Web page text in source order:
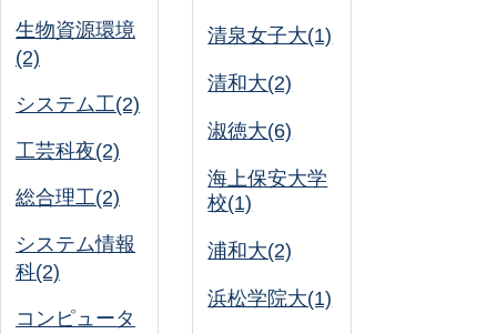
生物資源環境
(2)
システム工(2)
工芸科夜(2)
総合理工(2)
システム情報
科(2)
コンピュータ
清泉女子大(1)
清和大(2)
淑徳大(6)
海上保安大学
校(1)
浦和大(2)
浜松学院大(1)